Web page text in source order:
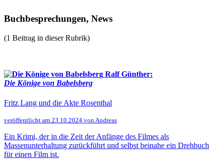
Buchbesprechungen, News
(1 Beitrag in dieser Rubrik)
Ralf Günther:
Die Könige von Babelsberg
Fritz Lang und die Akte Rosenthal
veröffentlicht am 23.10.2024 von Andreas
Ein Krimi, der in die Zeit der Anfänge des Filmes als
Massenunterhaltung zurückführt und selbst beinahe ein Drehbuch
für einen Film ist.